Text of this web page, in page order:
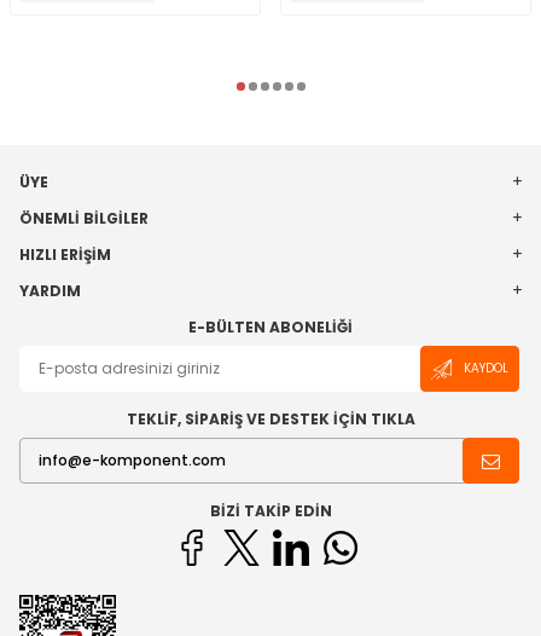
ÜYE
ÖNEMLI BILGILER
HIZLI ERIŞIM
YARDIM
E-BÜLTEN ABONELIĞI
KAYDOL
TEKLİF, SİPARİŞ VE DESTEK İÇİN TIKLA
BIZI TAKIP EDIN